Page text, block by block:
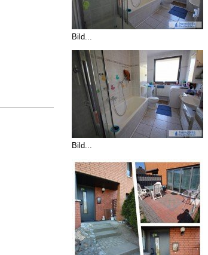
Bild...
Bild...